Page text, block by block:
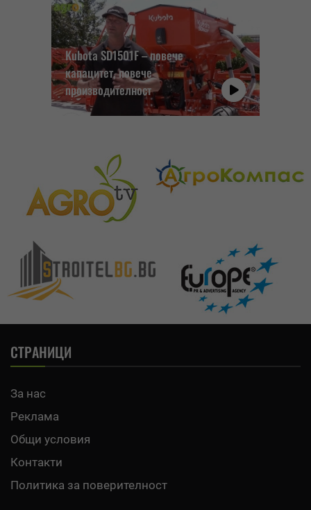
Kubota SD1501F – повече
капацитет, повече
производителност
СТРАНИЦИ
За нас
Реклама
Общи условия
Контакти
Политика за поверителност